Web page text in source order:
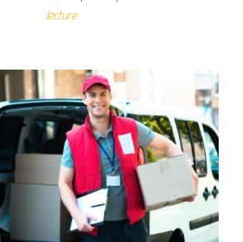
lecture